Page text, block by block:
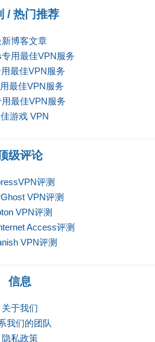
/ 热门推荐
新博客文章
用最佳VPN服务
最佳VPN服务
最佳VPN服务
最佳VPN服务
游戏 VPN
级评论
评测
VPN评测
VPN评测
Access评测
VPN评测
信息
关于我们
我们的团队
隐私政策